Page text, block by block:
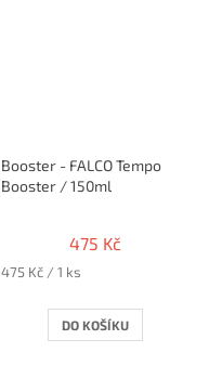
Booster - FALCO Tempo
Booster / 150ml
475 Kč
Měrná
475 Kč / 1 ks
DO KOŠÍKU